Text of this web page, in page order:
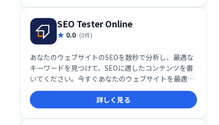
SEO Tester Online
0.0 (0件)
あなたのウェブサイトのSEOを数秒で分析し、最適な
キーワードを見つけて、SEOに適したコンテンツを書
いてください。今すぐあなたのウェブサイトを最適化
して、あなたの新しいユーザーを楽しんでください！
詳しく見る